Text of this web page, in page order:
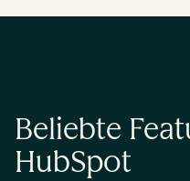
Beliebte
HubSpot